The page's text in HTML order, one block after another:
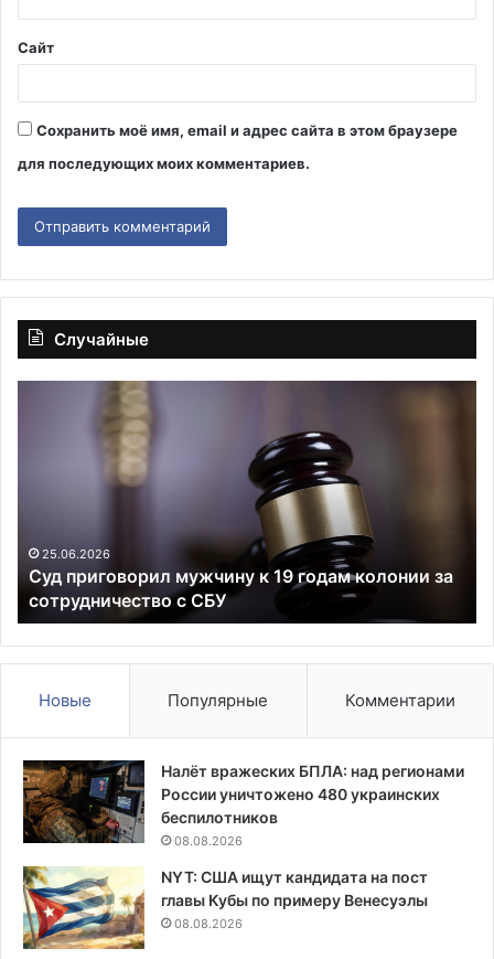
*
Сайт
Сохранить моё имя, email и адрес сайта в этом браузере
для последующих моих комментариев.
Случайные
за
сотрудничество
СБУ
25.06.2026
Суд приговорил мужчину к 19 годам колонии за
сотрудничество с СБУ
не
Новые Популярные Комментарии
Налёт вражеских БПЛА: над регионами
России уничтожено 480 украинских
беспилотников
08.08.2026
NYT: США ищут кандидата на пост
главы Кубы по примеру Венесуэлы
08.08.2026